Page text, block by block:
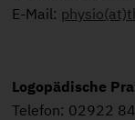
E-Mail:
Logopädische
Telefon: 02922